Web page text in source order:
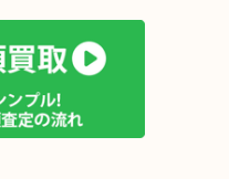
断捨離・引っ越し
えています。